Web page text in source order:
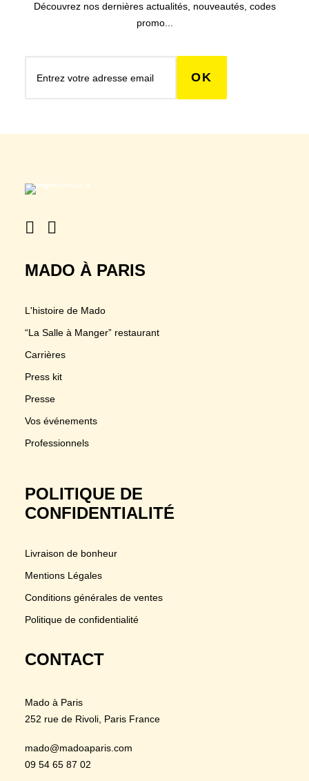
Découvrez nos dernières actualités, nouveautés, codes
promo...
MADO À PARIS
L'histoire de Mado
“La Salle à Manger” restaurant
Carrières
Press kit
Presse
Vos événements
Professionnels
POLITIQUE DE
CONFIDENTIALITÉ
Livraison de bonheur
Mentions Légales
Conditions générales de ventes
Politique de confidentialité
CONTACT
Mado à Paris
252 rue de Rivoli , Paris France
mado@madoaparis.com
09 54 65 87 02